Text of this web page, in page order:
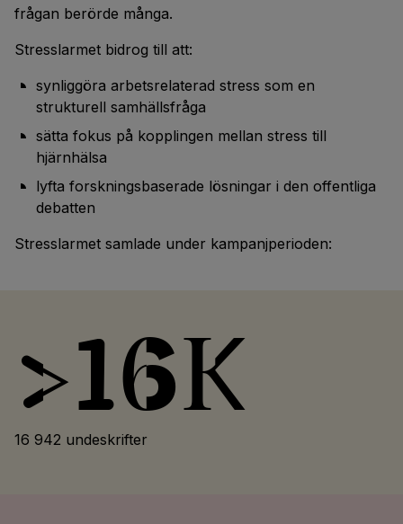
frågan berörde många.
Stresslarmet bidrog till att:
synliggöra arbetsrelaterad stress som en
strukturell samhällsfråga
sätta fokus på kopplingen mellan stress till
hjärnhälsa
lyfta forskningsbaserade lösningar i den offentliga
debatten
Stresslarmet samlade under kampanjperioden:
>16k
16 942 undeskrifter